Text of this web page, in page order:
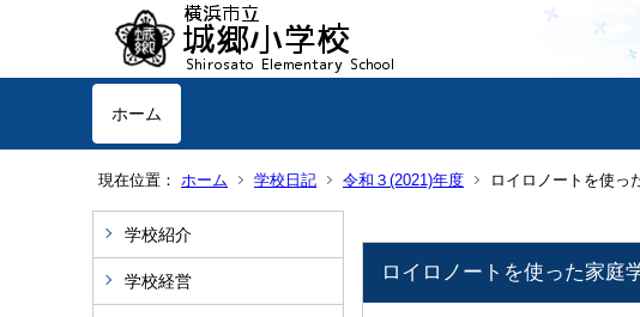
ホーム
現在位置： ホーム 学校日記 令和３(2021)年度 ロイロノートを使っ
学校紹介
学校経営 ロイロノートを使った家庭